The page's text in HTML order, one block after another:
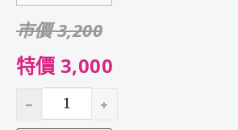
市價 3,200
特價 3,000